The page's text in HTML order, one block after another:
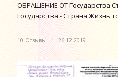
ОБРАЩЕНИЕ ОТ Государства
Государства - Страна Жизнь
10 Отзывы / 26.12.2019